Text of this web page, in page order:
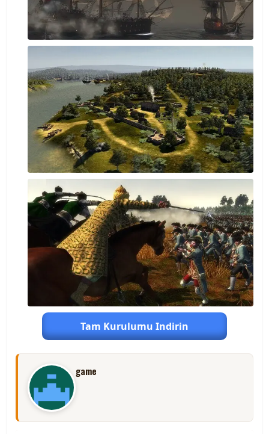
Tam Kurulumu Indirin
game